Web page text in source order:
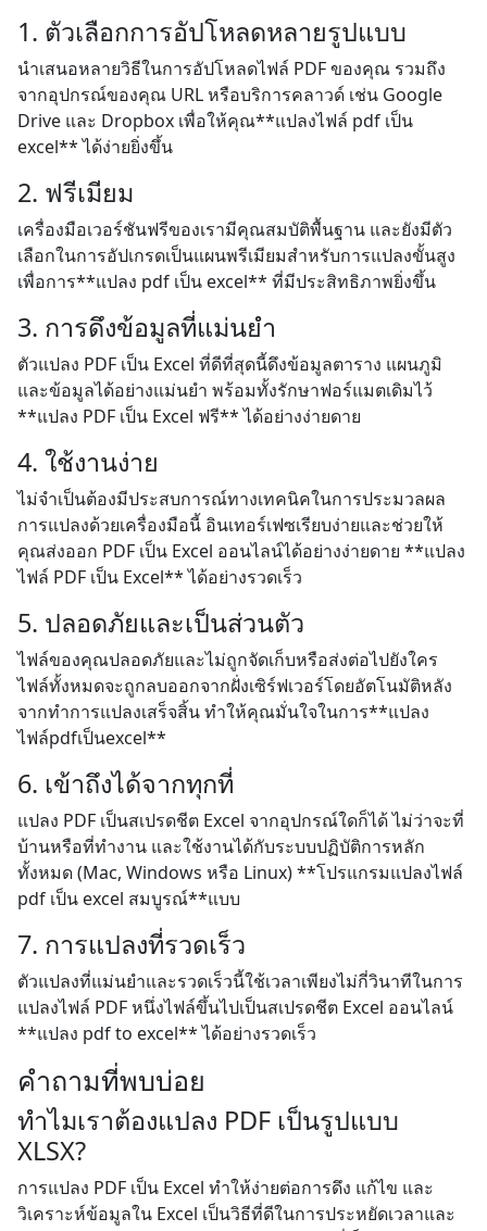
1. ตัวเลือกการอัปโหลดหลายรูปแบบ
นำเสนอหลายวิธีในการอัปโหลดไฟล์ PDF ของคุณ รวมถึง
จากอุปกรณ์ของคุณ URL หรือบริการคลาวด์ เช่น Google
Drive และ Dropbox เพื่อให้คุณ**แปลงไฟล์ pdf เป็น
excel** ได้ง่ายยิ่งขึ้น
2. ฟรีเมียม
เครื่องมือเวอร์ชันฟรีของเรามีคุณสมบัติพื้นฐาน และยังมีตัว
เลือกในการอัปเกรดเป็นแผนพรีเมียมสำหรับการแปลงขั้นสูง
เพื่อการ**แปลง pdf เป็น excel** ที่มีประสิทธิภาพยิ่งขึ้น
3. การดึงข้อมูลที่แม่นยำ
ตัวแปลง PDF เป็น Excel ที่ดีที่สุดนี้ดึงข้อมูลตาราง แผนภูมิ
และข้อมูลได้อย่างแม่นยำ พร้อมทั้งรักษาฟอร์แมตเดิมไว้
**แปลง PDF เป็น Excel ฟรี** ได้อย่างง่ายดาย
4. ใช้งานง่าย
ไม่จำเป็นต้องมีประสบการณ์ทางเทคนิคในการประมวลผล
การแปลงด้วยเครื่องมือนี้ อินเทอร์เฟซเรียบง่ายและช่วยให้
คุณส่งออก PDF เป็น Excel ออนไลน์ได้อย่างง่ายดาย **แปลง
ไฟล์ PDF เป็น Excel** ได้อย่างรวดเร็ว
5. ปลอดภัยและเป็นส่วนตัว
ไฟล์ของคุณปลอดภัยและไม่ถูกจัดเก็บหรือส่งต่อไปยังใคร
ไฟล์ทั้งหมดจะถูกลบออกจากฝั่งเซิร์ฟเวอร์โดยอัตโนมัติหลัง
จากทำการแปลงเสร็จสิ้น ทำให้คุณมั่นใจในการ**แปลง
ไฟล์pdfเป็นexcel**
6. เข้าถึงได้จากทุกที่
แปลง PDF เป็นสเปรดชีต Excel จากอุปกรณ์ใดก็ได้ ไม่ว่าจะที่
บ้านหรือที่ทำงาน และใช้งานได้กับระบบปฏิบัติการหลัก
ทั้งหมด (Mac, Windows หรือ Linux) **โปรแกรมแปลงไฟล์
pdf เป็น excel สมบูรณ์**แบบ
7. การแปลงที่รวดเร็ว
ตัวแปลงที่แม่นยำและรวดเร็วนี้ใช้เวลาเพียงไม่กี่วินาทีในการ
แปลงไฟล์ PDF หนึ่งไฟล์ขึ้นไปเป็นสเปรดชีต Excel ออนไลน์
**แปลง pdf to excel** ได้อย่างรวดเร็ว
คำถามที่พบบ่อย
ทำไมเราต้องแปลง PDF เป็นรูปแบบ
XLSX?
การแปลง PDF เป็น Excel ทำให้ง่ายต่อการดึง แก้ไข และ
วิเคราะห์ข้อมูลใน Excel เป็นวิธีที่ดีในการประหยัดเวลาและ